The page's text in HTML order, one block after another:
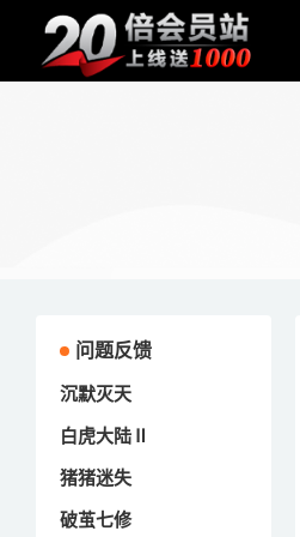
问题反馈
沉默灭天
白虎大陆Ⅱ
猪猪迷失
破茧七修